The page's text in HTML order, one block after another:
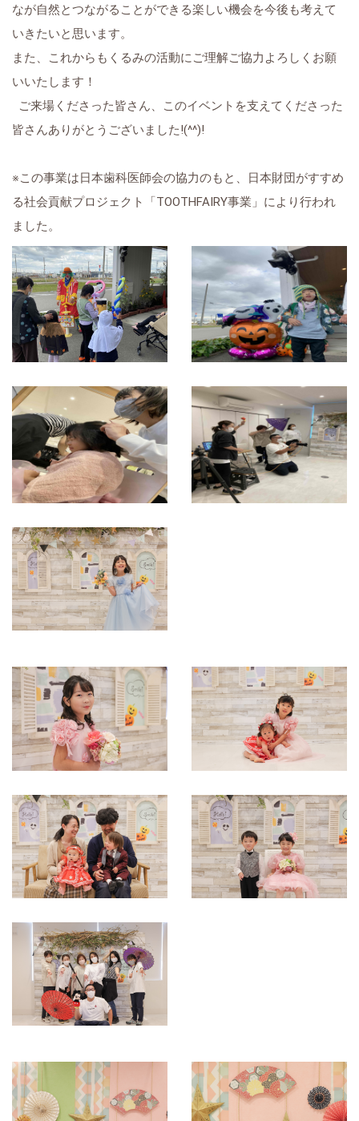
なが自然とつながることができる楽しい機会を今後も考えて
いきたいと思います。
また、これからもくるみの活動にご理解ご協力よろしくお願
いいたします！
ご来場くださった皆さん、このイベントを支えてくださった
皆さんありがとうございました!(^^)!
※この事業は日本歯科医師会の協力のもと、日本財団がすすめ
る社会貢献プロジェクト「TOOTHFAIRY事業」により行われ
ました。